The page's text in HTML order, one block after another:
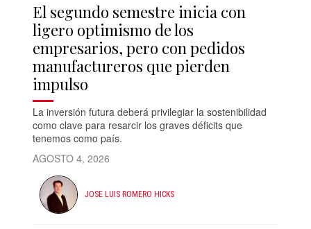
El segundo semestre inicia con
ligero optimismo de los
empresarios, pero con pedidos
manufactureros que pierden
impulso
La inversión futura deberá privilegiar la sostenibilidad
como clave para resarcir los graves déficits que
tenemos como país.
AGOSTO 4, 2026
JOSE LUIS ROMERO HICKS